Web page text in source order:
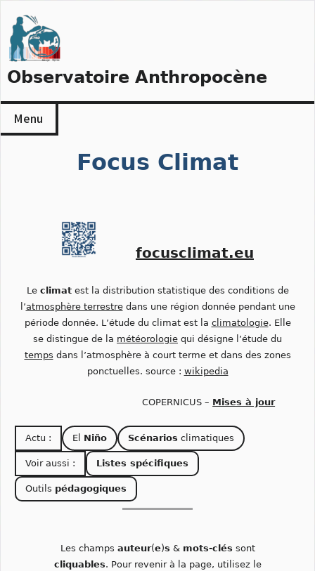
to
content
Observatoire Anthropocène
Menu
Focus Climat
focusclimat.eu
Le climatest la distribution statistique des conditions de
l’atmosphère terrestredans une région donnée pendant une
période donnée. L’étude du climat est la climatologie. Elle
se distingue de la météorologie qui désigne l’étude du
temps dans l’atmosphère à court terme et dans des zones
ponctuelles. source : wikipedia
COPERNICUS – Mises à jour
Actu : El Niño Scénarios climatiques
Voir aussi : Listes spécifiques
Outils pédagogiques
Les champs auteur(e)s & mots-clés sont
cliquables. Pour revenir à la page, utilisez le